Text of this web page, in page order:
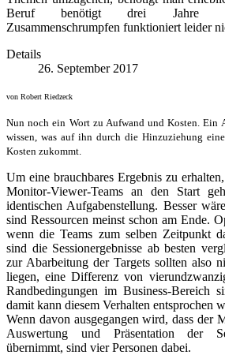
Beruf benötigt drei Jahre
Zusammenschrumpfen funktioniert leider
Details
26. September 2017
von Robert Riedzeck
Nun noch ein Wort zu Aufwand und Kosten. Ein
wissen, was auf ihn durch die Hinzuziehung
Kosten zukommt.
Um eine brauchbares Ergebnis zu
Monitor-Viewer-Teams an den Start
identischen Aufgabenstellung. Besser
sind Ressourcen meinst schon am Ende.
wenn die Teams zum selben Zeitpunkt
sind die Sessionergebnisse ab besten
zur Abarbeitung der Targets sollten also
liegen, eine Differenz von
Randbedingungen im Business-Bereich
damit kann diesem Verhalten entsprochen
Wenn davon ausgegangen wird, dass der
Auswertung und Präsentation der
übernimmt, sind vier Personen dabei.